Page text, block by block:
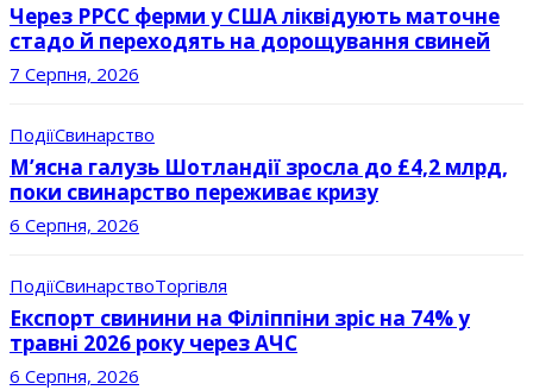
Через РРСС ферми у США ліквідують маточне
стадо й переходять на дорощування свиней
7 Серпня, 2026
ПодіїСвинарство
М’ясна галузь Шотландії зросла до £4,2 млрд,
поки свинарство переживає кризу
6 Серпня, 2026
ПодіїСвинарствоТоргівля
Експорт свинини на Філіппіни зріс на 74% у
травні 2026 року через АЧС
6 Серпня, 2026